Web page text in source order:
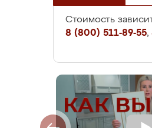
Стоимость
8 (800) 511-89-55,